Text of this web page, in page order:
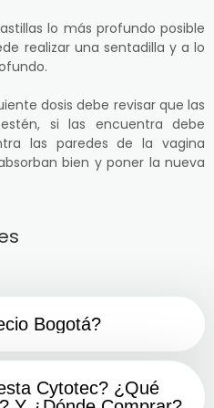
lo más profundo posible
realizar una sentadilla y a lo
dosis debe revisar que las
si las encuentra debe
las paredes de la vagina
bien y poner la nueva
Bogotá?
Cytotec? ¿Qué